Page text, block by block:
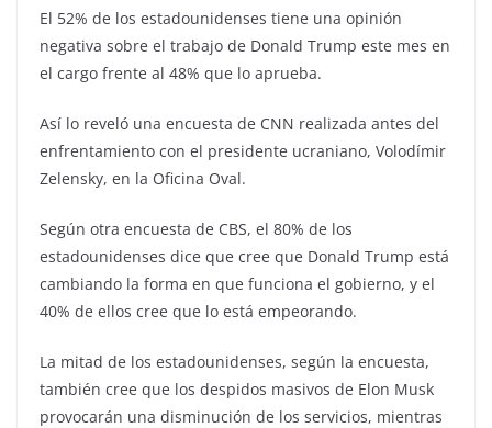
El 52% de los estadounidenses tiene una opinión
negativa sobre el trabajo de Donald Trump este mes en
el cargo frente al 48% que lo aprueba.
Así lo reveló una encuesta de CNN realizada antes del
enfrentamiento con el presidente ucraniano, Volodímir
Zelensky, en la Oficina Oval.
Según otra encuesta de CBS, el 80% de los
estadounidenses dice que cree que Donald Trump está
cambiando la forma en que funciona el gobierno, y el
40% de ellos cree que lo está empeorando.
La mitad de los estadounidenses, según la encuesta,
también cree que los despidos masivos de Elon Musk
provocarán una disminución de los servicios, mientras